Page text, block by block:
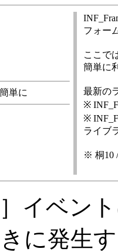
単に
フォー
ここで
簡単に
最新の
※
※
ライブ
※ 桐10
］イベン
に発生